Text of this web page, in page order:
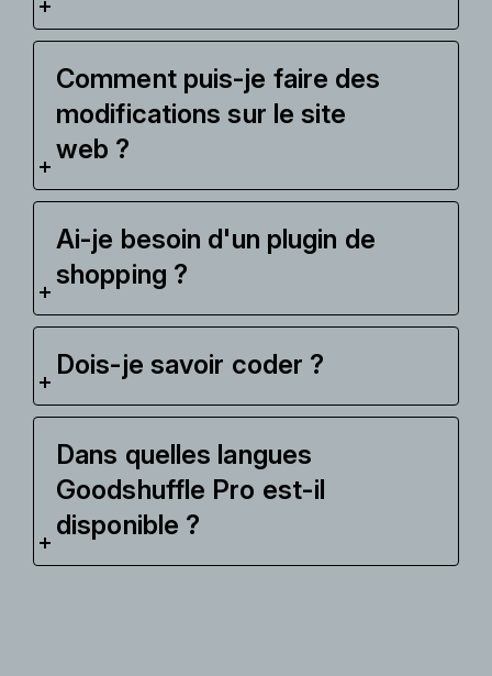
Comment puis-je faire des
modifications sur le site
web ?
Ai-je besoin d'un plugin de
shopping ?
Dois-je savoir coder ?
Dans quelles langues
Goodshuffle Pro est-il
disponible ?